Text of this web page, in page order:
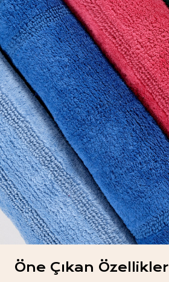
Öne Çıkan Özellikler